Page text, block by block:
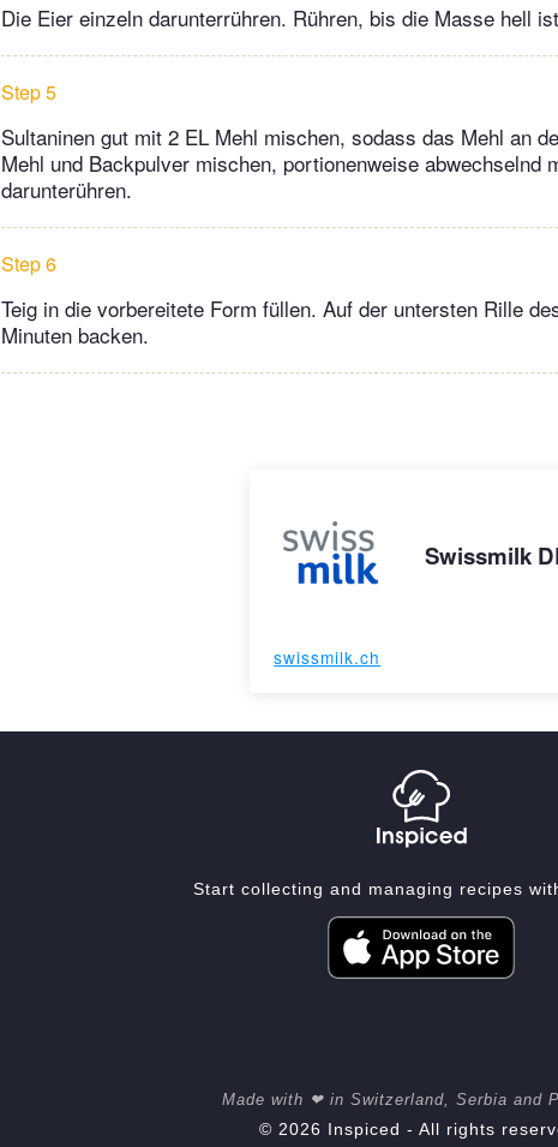
Die Eier einzeln darunterrühren. Rühren, bis die Masse hell
Step 5
Sultaninen gut mit 2 EL Mehl mischen, sodass das Mehl an
Mehl und Backpulver mischen, portionenweise abwechselnd
darunterühren.
Step 6
Teig in die vorbereitete Form füllen. Auf der untersten Rille
Minuten backen.
Swissmilk
swissmilk.ch
Start collecting and managing recipes
Made with ❤ in Switzerland, Serbia and
© 2026 Inspiced - All rights